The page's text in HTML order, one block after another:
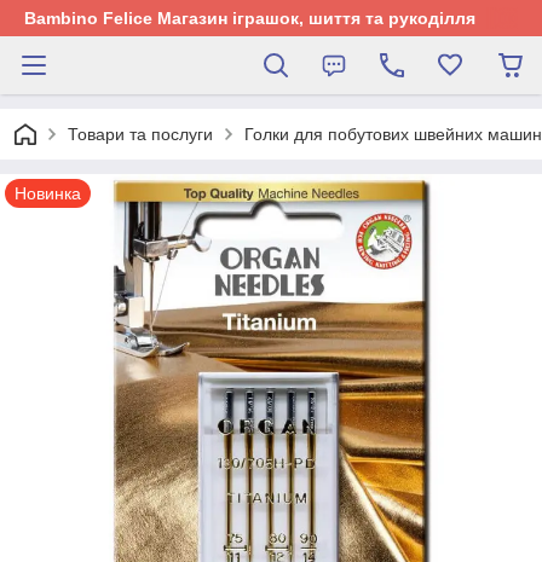
Bambino Felice Магазин іграшок, шиття та рукоділля
Товари та послуги Голки для побутових швейних машин
Новинка